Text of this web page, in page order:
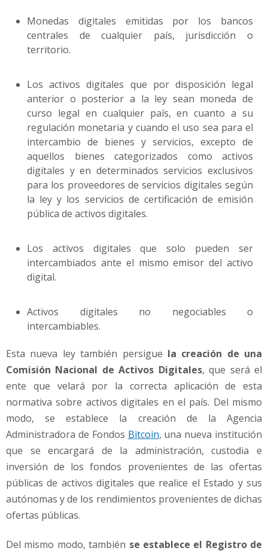
Monedas digitales emitidas por los bancos
centrales de cualquier país, jurisdicción o
territorio.
Los activos digitales que por disposición legal
anterior o posterior a la ley sean moneda de
curso legal en cualquier país, en cuanto a su
regulación monetaria y cuando el uso sea para el
intercambio de bienes y servicios, excepto de
aquellos bienes categorizados como activos
digitales y en determinados servicios exclusivos
para los proveedores de servicios digitales según
la ley y los servicios de certificación de emisión
pública de activos digitales.
Los activos digitales que solo pueden ser
intercambiados ante el mismo emisor del activo
digital.
Activos digitales no negociables o
intercambiables.
Esta nueva ley también persigue la creación de una
Comisión Nacional de Activos Digitales, que será el
ente que velará por la correcta aplicación de esta
normativa sobre activos digitales en el país. Del mismo
modo, se establece la creación de la Agencia
Administradora de Fondos Bitcoin, una nueva institución
que se encargará de la administración, custodia e
inversión de los fondos provenientes de las ofertas
públicas de activos digitales que realice el Estado y sus
autónomas y de los rendimientos provenientes de dichas
ofertas públicas.
Del mismo modo, también se establece el Registro de